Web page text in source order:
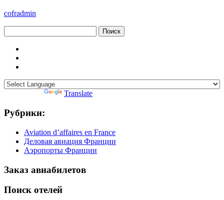
cofradmin
Translate
Рубрики:
Aviation d’affaires en France
Деловая авиация Франции
Аэропорты Франции
Заказ авиабилетов
Поиск отелей